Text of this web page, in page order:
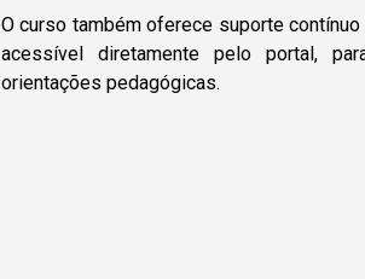
O curso também oferece suporte
acessível diretamente pelo portal,
orientações pedagógicas.